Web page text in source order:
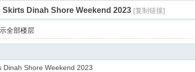
Skirts Dinah Shore Weekend 2023 [复制链接]
全部楼层
Dinah Shore Weekend 2023